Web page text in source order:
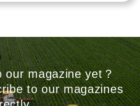
our magazine yet？
to our magazines